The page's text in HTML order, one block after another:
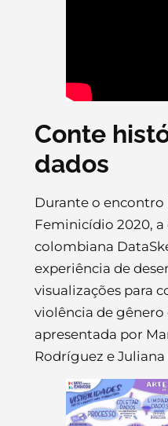
Conte
dados
Durante o encontro
Feminicídio 2020,
colombiana
experiência de
visualizações para
violência de
apresentada por
Rodríguez e